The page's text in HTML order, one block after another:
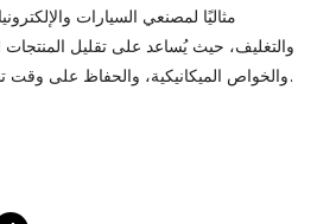
والتغليف، حيث يُساعد على تقليل
والخواص الميكانيكية، والحفاظ على وقت تشغيل عالٍ في الإنتاج المستمر.